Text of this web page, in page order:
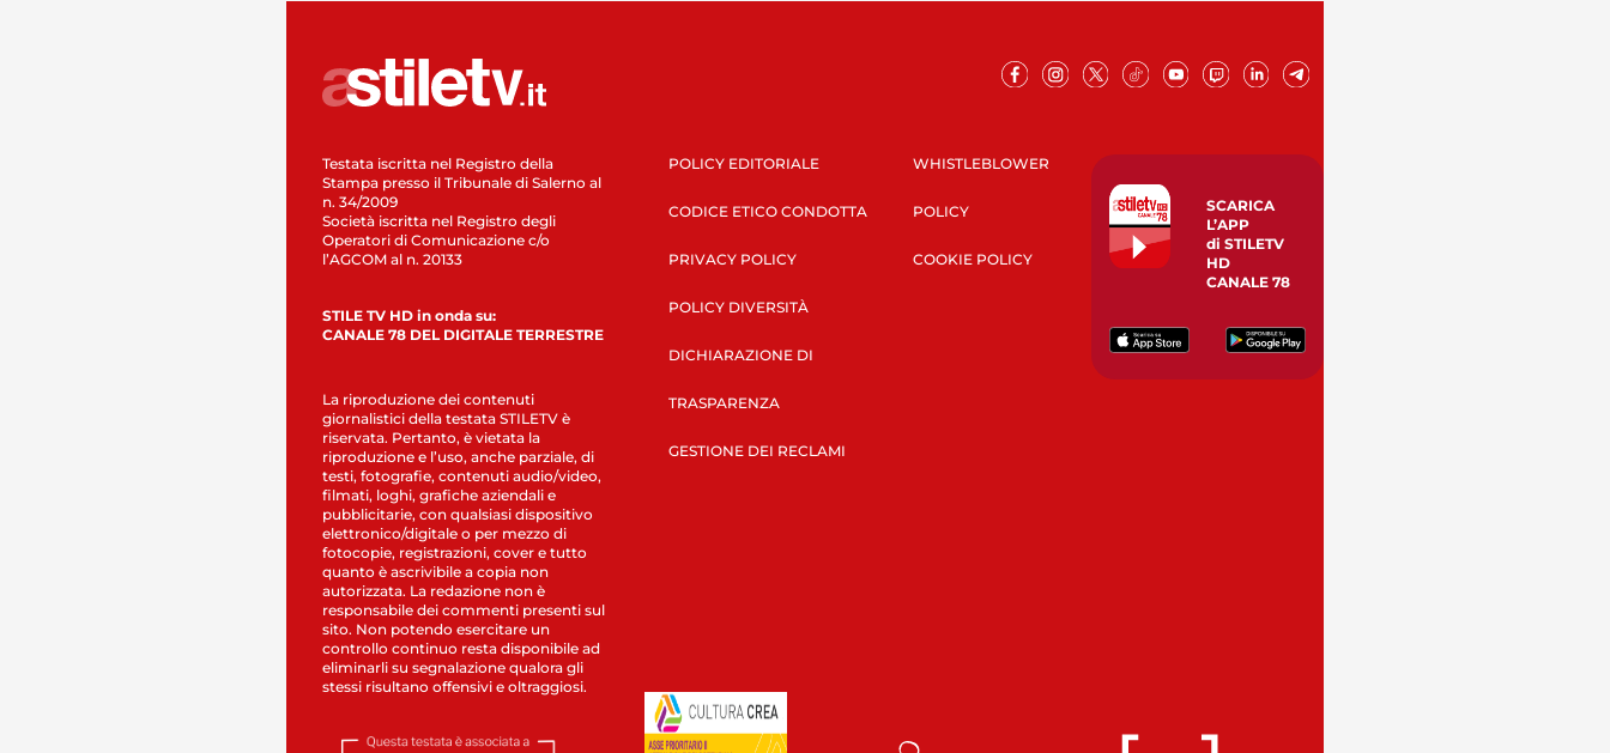
Testata iscritta nel Registro della
Stampa presso il Tribunale di Salerno al
n. 34/2009
Società iscritta nel Registro degli
Operatori di Comunicazione c/o
l’AGCOM al n. 20133
STILE TV HD in onda su:
CANALE 78 DEL DIGITALE TERRESTRE
La riproduzione dei contenuti
giornalistici della testata STILETV è
riservata. Pertanto, è vietata la
riproduzione e l’uso, anche parziale, di
testi, fotografie, contenuti audio/video,
filmati, loghi, grafiche aziendali e
pubblicitarie, con qualsiasi dispositivo
elettronico/digitale o per mezzo di
fotocopie, registrazioni, cover e tutto
quanto è ascrivibile a copia non
autorizzata. La redazione non è
responsabile dei commenti presenti sul
sito. Non potendo esercitare un
controllo continuo resta disponibile ad
eliminarli su segnalazione qualora gli
stessi risultano offensivi e oltraggiosi.
POLICY EDITORIALE
CODICE ETICO CONDOTTA
PRIVACY POLICY
POLICY DIVERSITÀ
DICHIARAZIONE DI
TRASPARENZA
GESTIONE DEI RECLAMI
WHISTLEBLOWER
POLICY
COOKIE POLICY
SCARICA
L’APP
di STILETV
HD
CANALE 78